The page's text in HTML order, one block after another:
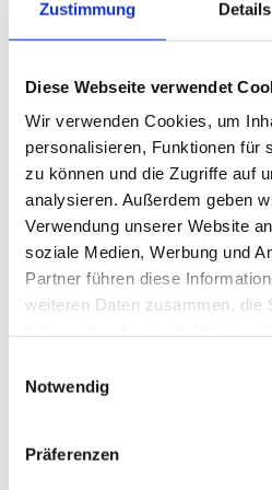
Zustimmung Details
Diese Webseite verwendet
Wir verwenden Cookies, um
personalisieren, Funktionen für
zu können und die Zugriffe auf
analysieren. Außerdem geben
Verwendung unserer Website
soziale Medien, Werbung und
Partner führen diese
weiteren Daten zusammen, die
Notwendig
Präferenzen
Gütersloh, Einlass 19:00 Uhr,
Bauernhaus, Lukasstraße 14, 33332
kann in Tracht, Dirndl oder
Gelsenkirchen - 03 und 04.
Stadtgemeinschaft und
Ort: Bistro AufSchalke, Parkallee
Ansprechpartner: Johann Carta,
Weitere Informationen und das
finden sie hier...
Lippe - Detmold - Mittwoch, 29.
(II. OG). Alle Mitglieder und
Veranstaltung vernünftig planen
dringend um Anmeldung per E-Mail